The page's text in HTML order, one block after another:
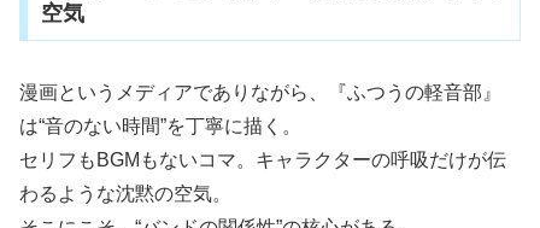
空気
漫画というメディアでありながら、『ふつうの軽音部』
は“音のない時間”を丁寧に描く。
セリフもBGMもないコマ。キャラクターの呼吸だけが伝
わるような沈黙の空気。